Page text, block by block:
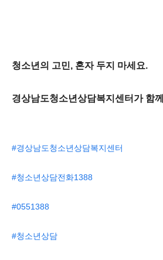
청소년의 고민, 혼자 두지 마세요.
경상남도청소년상담복지센터가 함
#경상남도청소년상담복지센터
#청소년상담전화1388
#0551388
#청소년상담